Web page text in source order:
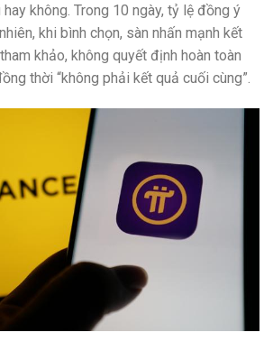
không. Trong 10 ngày, tỷ lệ đồng ý
khi bình chọn, sàn nhấn mạnh kết
khảo, không quyết định hoàn toàn
thời “không phải kết quả cuối cùng”.